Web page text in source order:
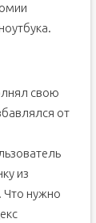
свою
от
из
Что нужно